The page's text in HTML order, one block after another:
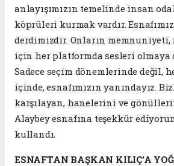
anlayışımızın temelinde insan
köprüleri kurmak vardır.
derdimizdir. Onların memnuniyeti,
için her platformda sesleri olmaya
Sadece seçim dönemlerinde değil,
içinde, esnafımızın yanındayız.
karşılayan, hanelerini ve
Alaybey esnafına teşekkür
kullandı.
ESNAFTAN BAŞKAN KILIÇ’A